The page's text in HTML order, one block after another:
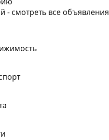
- смотреть все объявления